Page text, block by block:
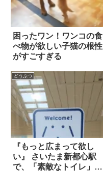
困ったワン！ワンコの食
べ物が欲しい子猫の根性
がすごすぎる
どうぶつ
『もっと広まって欲し
い』 さいたま新都心駅
で、「素敵なトイレ」を